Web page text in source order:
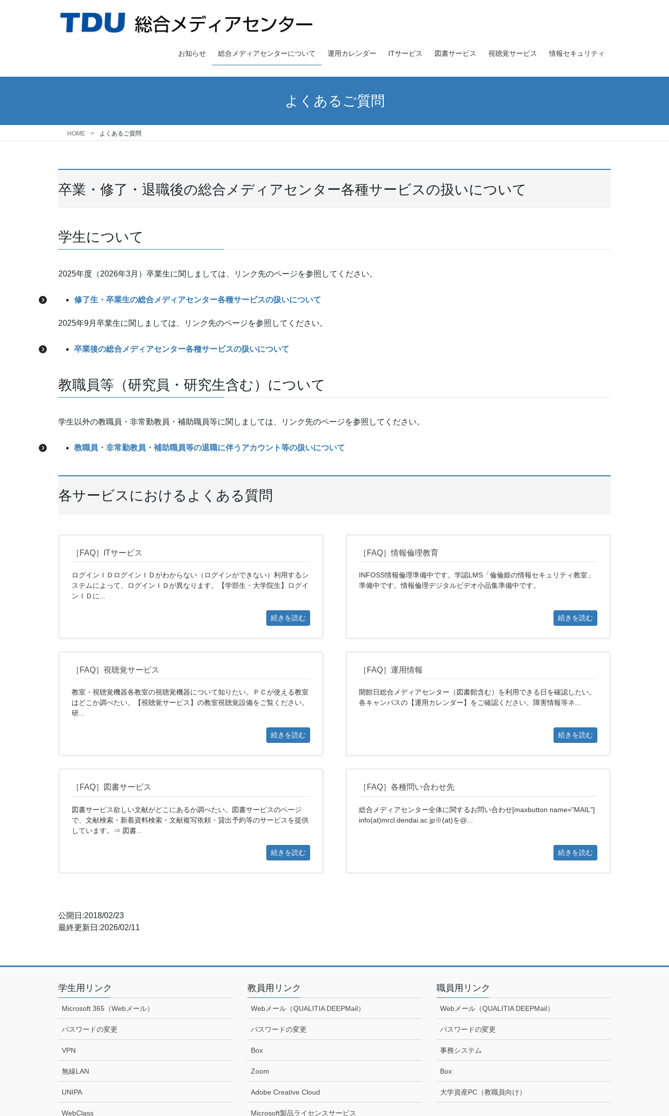
ス
ン
お知らせ 総合メディアセンターについて 運用カレンダー ITサービス 図書サービス 視聴覚サービス 情報セキュリティ
よくあるご質問
HOME よくあるご質問
卒業・修了・退職後の総合メディアセンター各種サービスの扱いについて
学生について
2025年度（2026年3月）卒業生に関しましては、リンク先のページを参照してください。
修了生・卒業生の総合メディアセンター各種サービスの扱いについて
2025年9月卒業生に関しましては、リンク先のページを参照してください。
卒業後の総合メディアセンター各種サービスの扱いについて
教職員等（研究員・研究生含む）について
学生以外の教職員・非常勤教員・補助職員等に関しましては、リンク先のページを参照してください。
教職員・非常勤教員・補助職員等の退職に伴うアカウント等の扱いについて
各サービスにおけるよくある質問
［FAQ］ITサービス
ログインＩＤログインＩＤがわからない（ログインができない）利用するシ
ステムによって、ログインＩＤが異なります。【学部生・大学院生】ログイ
ンＩＤに...
続きを読む
［FAQ］情報倫理教育
INFOSS情報倫理準備中です。学認LMS「倫倫姫の情報セキュリティ教室」
準備中です。情報倫理デジタルビデオ小品集準備中です。
続きを読む
［FAQ］視聴覚サービス
教室・視聴覚機器各教室の視聴覚機器について知りたい。ＰＣが使える教室
はどこか調べたい。【視聴覚サービス】の教室視聴覚設備をご覧ください。
研...
続きを読む
［FAQ］運用情報
開館日総合メディアセンター（図書館含む）を利用できる日を確認したい。
各キャンパスの【運用カレンダー】をご確認ください。障害情報等ネ...
続きを読む
［FAQ］図書サービス
図書サービス欲しい文献がどこにあるか調べたい。図書サービスのページ
で、文献検索・新着資料検索・文献複写依頼・貸出予約等のサービスを提供
しています。⇒ 図書...
続きを読む
［FAQ］各種問い合わせ先
総合メディアセンター全体に関するお問い合わせ[maxbutton name="MAIL"]
info(at)mrcl.dendai.ac.jp※(at)を@...
続きを読む
公開日:2018/02/23
最終更新日:2026/02/11
学生用リンク
Microsoft 365（Webメール）
パスワードの変更
VPN
無線LAN
UNIPA
WebClass
教員用リンク
Webメール（QUALITIA DEEPMail）
パスワードの変更
Box
Zoom
Adobe Creative Cloud
Microsoft製品ライセンスサービス
職員用リンク
Webメール（QUALITIA DEEPMail）
パスワードの変更
事務システム
Box
大学資産PC（教職員向け）